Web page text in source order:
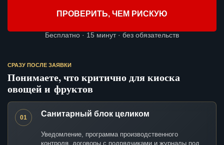
ПРОВЕРИТЬ, ЧЕМ РИСКУЮ
Бесплатно · 15 минут · без обязательств
СРАЗУ ПОСЛЕ ЗАЯВКИ
Понимаете, что критично для киоска
овощей и фруктов
01 Санитарный блок целиком
Уведомление, программа производственного
контроля, договоры с подрядчиками и журналы под